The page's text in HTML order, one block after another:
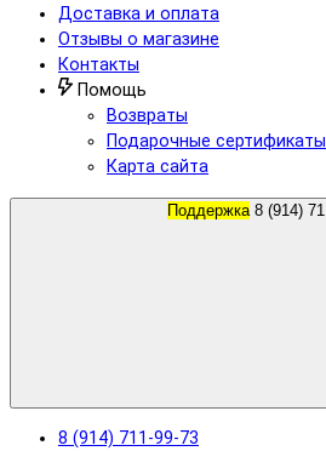
Доставка и оплата
Отзывы о магазине
Контакты
Помощь
Возвраты
Подарочные сертификаты
Карта сайта
Поддержка
8 (914) 711-99-73